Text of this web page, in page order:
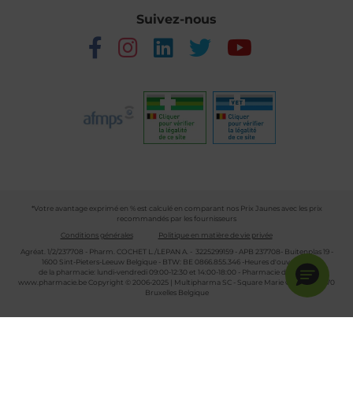
Suivez-nous
*Votre avantage exprimé en % est calculé en comparant nos Prix Jaunes avec les prix
recommandés par les fournisseurs
Conditions générales
Politique en matière de vie privée
Agréat. 1/2/237708 - Pharm. COCHET L./LEPAN A. - 3225299159 - APB 237708- Buitenplas 19 -
1600 Sint-Pieters-Leeuw Belgique - BTW: BE 0866.855.346 -Heures d'ouverture
de la pharmacie: lundi-vendredi 09:00-12:30 et 14:00-18:00 - Pharmacie de garde :
www.pharmacie.beCopyright © 2006-2025 | Multipharma SC - Square Marie Curie 30 - 1070
Bruxelles Belgique